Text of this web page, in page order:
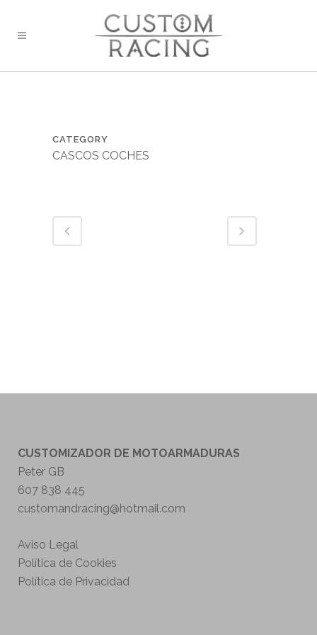
CATEGORY
CASCOS COCHES
CUSTOMIZADOR DE MOTOARMADURAS
Peter GB
607 838 445
customandracing@hotmail.com
Aviso Legal
Política de Cookies
Política de Privacidad